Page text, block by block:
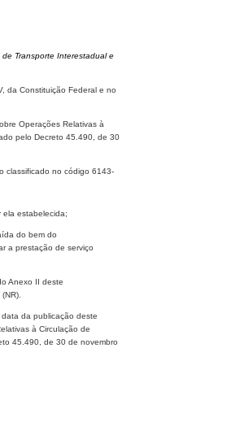
Transporte Interestadual e
da Constituição Federal e no
Operações Relativas à
pelo Decreto 45.490, de 30
classificado no código 6143-
ela estabelecida;
do bem do
a prestação de serviço
Anexo II deste
da publicação deste
à Circulação de
45.490, de 30 de novembro